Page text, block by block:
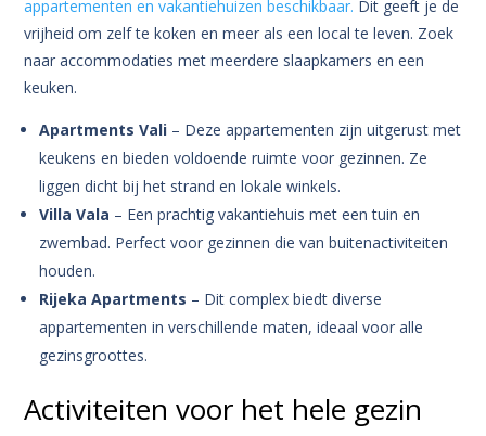
appartementen en vakantiehuizen beschikbaar. Dit geeft je de
vrijheid om zelf te koken en meer als een local te leven. Zoek
naar accommodaties met meerdere slaapkamers en een
keuken.
Apartments Vali – Deze appartementen zijn uitgerust met
keukens en bieden voldoende ruimte voor gezinnen. Ze
liggen dicht bij het strand en lokale winkels.
Villa Vala – Een prachtig vakantiehuis met een tuin en
zwembad. Perfect voor gezinnen die van buitenactiviteiten
houden.
Rijeka Apartments – Dit complex biedt diverse
appartementen in verschillende maten, ideaal voor alle
gezinsgroottes.
Activiteiten voor het hele gezin